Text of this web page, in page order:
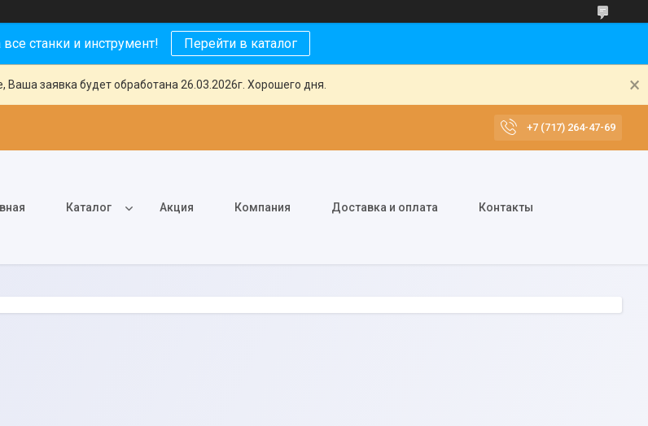
станки и инструмент! Перейти в каталог
Ваша заявка будет обработана 26.03.2026г. Хорошего дня.
+7 (717) 264-47-69
Каталог Акция Компания Доставка и оплата Контакты